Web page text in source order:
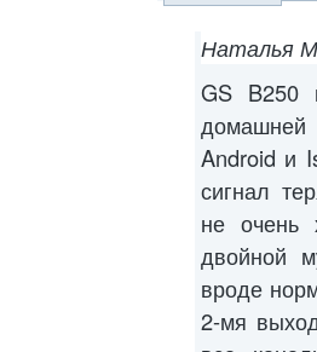
Наталья
GS B250
Android и
сигнал
не очень
двойной
вроде
2-мя